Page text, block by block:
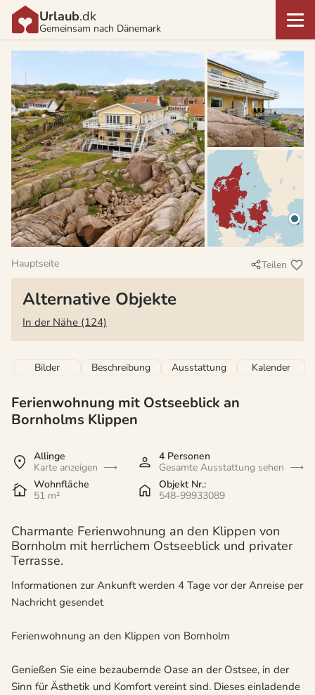
Urlaub.dk
Gemeinsam nach Dänemark
Hauptseite Teilen
Alternative Objekte
In der Nähe (124)
Bilder Beschreibung Ausstattung Kalender
Ferienwohnung mit Ostseeblick an
Bornholms Klippen
Allinge
Karte anzeigen
4 Personen
Gesamte Ausstattung sehen
Wohnfläche
51 m²
Objekt Nr.:
548-99933089
Charmante Ferienwohnung an den Klippen von
Bornholm mit herrlichem Ostseeblick und privater
Terrasse.
Informationen zur Ankunft werden 4 Tage vor der Anreise per
Nachricht gesendet
Ferienwohnung an den Klippen von Bornholm
Genießen Sie eine bezaubernde Oase an der Ostsee, in der
Sinn für Ästhetik und Komfort vereint sind. Dieses einladende